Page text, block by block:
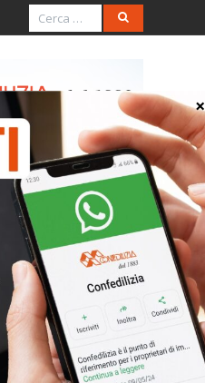
norme sul
sarà chiamata a
meno legittime le
all’Agenzia delle
Comuni, di intervenire
immobili attraverso
finora
Roma, Milano, Bari e